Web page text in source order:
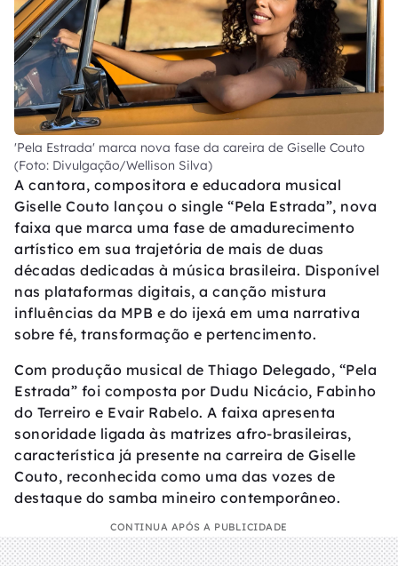
'Pela Estrada' marca nova fase da careira de Giselle Couto
(Foto: Divulgação/Wellison Silva)
A cantora, compositora e educadora musical
Giselle Couto lançou o single “Pela Estrada”, nova
faixa que marca uma fase de amadurecimento
artístico em sua trajetória de mais de duas
décadas dedicadas à música brasileira. Disponível
nas plataformas digitais, a canção mistura
influências da MPB e do ijexá em uma narrativa
sobre fé, transformação e pertencimento.
Com produção musical de Thiago Delegado, “Pela
Estrada” foi composta por Dudu Nicácio, Fabinho
do Terreiro e Evair Rabelo. A faixa apresenta
sonoridade ligada às matrizes afro-brasileiras,
característica já presente na carreira de Giselle
Couto, reconhecida como uma das vozes de
destaque do samba mineiro contemporâneo.
CONTINUA APÓS A PUBLICIDADE